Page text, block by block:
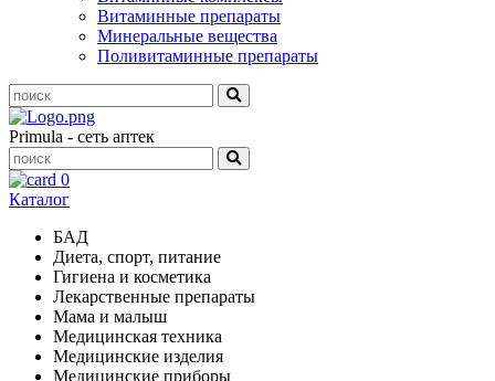
Витаминные препараты
Минеральные вещества
Поливитаминные препараты
Primula - сеть аптек
0
Каталог
БАД
Диета, спорт, питание
Гигиена и косметика
Лекарственные препараты
Мама и малыш
Медицинская техника
Медицинские изделия
Медицинские приборы